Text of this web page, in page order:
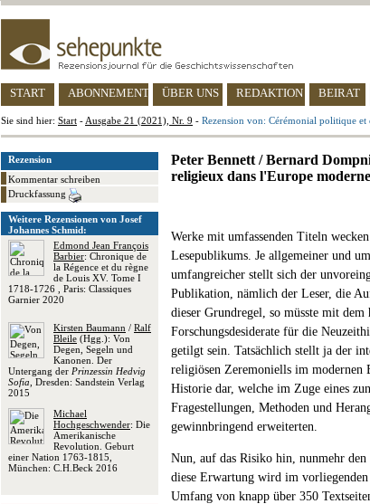
START ABONNEMENT ÜBER UNS REDAKTION BEIRAT
Sie sind hier: Start - Ausgabe 21 (2021), Nr. 9 - Rezension von: Cérémonial politique
Rezension
Kommentar schreiben
Druckfassung
Weitere Rezensionen von Josef
Johannes Schmid:
Edmond Jean François
Barbier: Chronique de
la Régence et du règne
de Louis XV. Tome I
1718-1726 , Paris: Classiques
Garnier 2020
Kirsten Baumann / Ralf
Bleile (Hgg.): Von
Degen, Segeln und
Kanonen. Der
Untergang der Prinzessin Hedvig
Sofia , Dresden: Sandstein Verlag
2015
Michael
Hochgeschwender: Die
Amerikanische
Revolution. Geburt
einer Nation 1763-1815,
München: C.H.Beck 2016
Peter Bennett / Bernard
religieux dans l'Europe moderne
Werke mit umfassenden Titeln
Lesepublikums. Je allgemeiner und
umfangreicher stellt sich der
Publikation, nämlich der Leser, die
dieser Grundregel, so müsste mit
Forschungsdesiderate für die
getilgt sein. Tatsächlich stellt ja der
religiösen Zeremoniells im modernen
Historie dar, welche im Zuge eines
Fragestellungen, Methoden und
gewinnbringend erweiterten.
Nun, auf das Risiko hin, nunmehr den
diese Erwartung wird im
Umfang von knapp über 350